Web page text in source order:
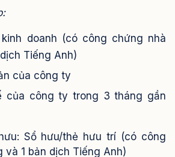
doanh (có công chứng nhà
Tiếng Anh)
của công ty
của công ty trong 3 tháng gần
Sổ hưu/thẻ hưu trí (có công
và 1 bản dịch Tiếng Anh)